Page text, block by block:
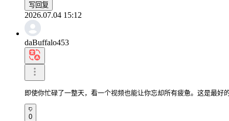
写回复
2026.07.04 15:12
daBuffalo453
即使你忙碌了一整天，看一个视频也能让你忘却所有疲惫。这是最好
0